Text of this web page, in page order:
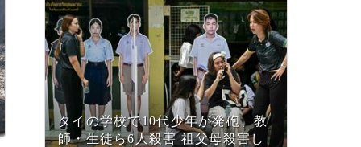
タイの学校で10代少年が発砲、教
師・生徒ら6人殺害 祖父母殺害し